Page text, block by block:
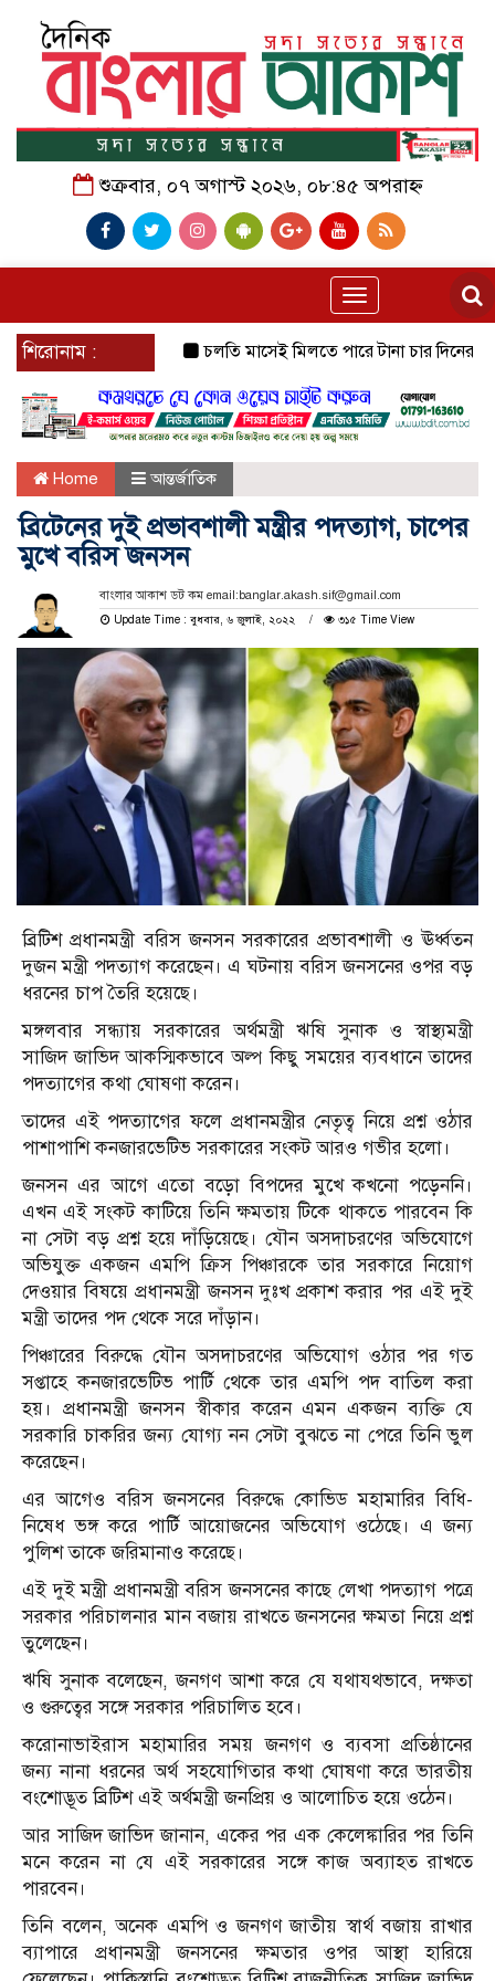
শুক্রবার, ০৭ অগাস্ট ২০২৬, ০৮:৪৫ অপরাহ্ন
Toggle
navigation
শিরোনাম : চলতি মাসেই মিলতে পারে টানা চার দিনের ছুটির
Home আন্তর্জাতিক
ব্রিটেনের দুই প্রভাবশালী মন্ত্রীর পদত্যাগ, চাপের
মুখে বরিস জনসন
বাংলার আকাশ ডট কম email:banglar.akash.sif@gmail.com
Update Time : বুধবার, ৬ জুলাই, ২০২২
৩১৫ Time View
ব্রিটিশ প্রধানমন্ত্রী বরিস জনসন সরকারের প্রভাবশালী ও ঊর্ধ্বতন
দুজন মন্ত্রী পদত্যাগ করেছেন। এ ঘটনায় বরিস জনসনের ওপর বড়
ধরনের চাপ তৈরি হয়েছে।
মঙ্গলবার সন্ধ্যায় সরকারের অর্থমন্ত্রী ঋষি সুনাক ও স্বাস্থ্যমন্ত্রী
সাজিদ জাভিদ আকস্মিকভাবে অল্প কিছু সময়ের ব্যবধানে তাদের
পদত্যাগের কথা ঘোষণা করেন।
তাদের এই পদত্যাগের ফলে প্রধানমন্ত্রীর নেতৃত্ব নিয়ে প্রশ্ন ওঠার
পাশাপাশি কনজারভেটিভ সরকারের সংকট আরও গভীর হলো।
জনসন এর আগে এতো বড়ো বিপদের মুখে কখনো পড়েননি।
এখন এই সংকট কাটিয়ে তিনি ক্ষমতায় টিকে থাকতে পারবেন কি
না সেটা বড় প্রশ্ন হয়ে দাঁড়িয়েছে। যৌন অসদাচরণের অভিযোগে
অভিযুক্ত একজন এমপি ক্রিস পিঞ্চারকে তার সরকারে নিয়োগ
দেওয়ার বিষয়ে প্রধানমন্ত্রী জনসন দুঃখ প্রকাশ করার পর এই দুই
মন্ত্রী তাদের পদ থেকে সরে দাঁড়ান।
পিঞ্চারের বিরুদ্ধে যৌন অসদাচরণের অভিযোগ ওঠার পর গত
সপ্তাহে কনজারভেটিভ পার্টি থেকে তার এমপি পদ বাতিল করা
হয়। প্রধানমন্ত্রী জনসন স্বীকার করেন এমন একজন ব্যক্তি যে
সরকারি চাকরির জন্য যোগ্য নন সেটা বুঝতে না পেরে তিনি ভুল
করেছেন।
এর আগেও বরিস জনসনের বিরুদ্ধে কোভিড মহামারির বিধি-
নিষেধ ভঙ্গ করে পার্টি আয়োজনের অভিযোগ ওঠেছে। এ জন্য
পুলিশ তাকে জরিমানাও করেছে।
এই দুই মন্ত্রী প্রধানমন্ত্রী বরিস জনসনের কাছে লেখা পদত্যাগ পত্রে
সরকার পরিচালনার মান বজায় রাখতে জনসনের ক্ষমতা নিয়ে প্রশ্ন
তুলেছেন।
ঋষি সুনাক বলেছেন, জনগণ আশা করে যে যথাযথভাবে, দক্ষতা
ও গুরুত্বের সঙ্গে সরকার পরিচালিত হবে।
করোনাভাইরাস মহামারির সময় জনগণ ও ব্যবসা প্রতিষ্ঠানের
জন্য নানা ধরনের অর্থ সহযোগিতার কথা ঘোষণা করে ভারতীয়
বংশোদ্ভূত ব্রিটিশ এই অর্থমন্ত্রী জনপ্রিয় ও আলোচিত হয়ে ওঠেন।
আর সাজিদ জাভিদ জানান, একের পর এক কেলেঙ্কারির পর তিনি
মনে করেন না যে এই সরকারের সঙ্গে কাজ অব্যাহত রাখতে
পারবেন।
তিনি বলেন, অনেক এমপি ও জনগণ জাতীয় স্বার্থ বজায় রাখার
ব্যাপারে প্রধানমন্ত্রী জনসনের ক্ষমতার ওপর আস্থা হারিয়ে